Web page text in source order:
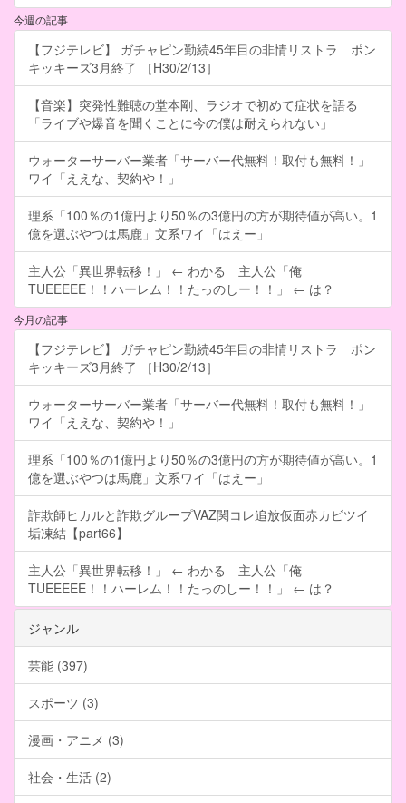
今週の記事
【フジテレビ】 ガチャピン勤続45年目の非情リストラ ポン
キッキーズ3月終了 ［H30/2/13］
【音楽】突発性難聴の堂本剛、ラジオで初めて症状を語る
「ライブや爆音を聞くことに今の僕は耐えられない」
ウォーターサーバー業者「サーバー代無料！取付も無料！」
ワイ「ええな、契約や！」
理系「100％の1億円より50％の3億円の方が期待値が高い。1
億を選ぶやつは馬鹿」文系ワイ「はえー」
主人公「異世界転移！」 ← わかる 主人公「俺
TUEEEEE！！ハーレム！！たっのしー！！」 ← は？
今月の記事
【フジテレビ】 ガチャピン勤続45年目の非情リストラ ポン
キッキーズ3月終了 ［H30/2/13］
ウォーターサーバー業者「サーバー代無料！取付も無料！」
ワイ「ええな、契約や！」
理系「100％の1億円より50％の3億円の方が期待値が高い。1
億を選ぶやつは馬鹿」文系ワイ「はえー」
詐欺師ヒカルと詐欺グループVAZ関コレ追放仮面赤カビツイ
垢凍結【part66】
主人公「異世界転移！」 ← わかる 主人公「俺
TUEEEEE！！ハーレム！！たっのしー！！」 ← は？
ジャンル
芸能 (397)
スポーツ (3)
漫画・アニメ (3)
社会・生活 (2)